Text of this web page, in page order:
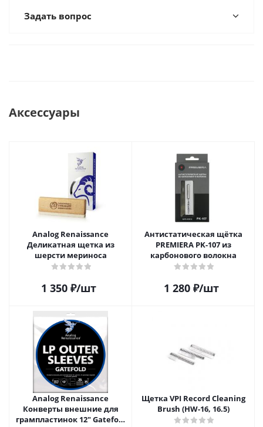
Задать вопрос
Аксессуары
Analog Renaissance
Деликатная щетка из
шерсти мериноса
1 350₽/шт
Антистатическая щётка
PREMIERA PK-107 из
карбонового волокна
1 280₽/шт
Analog Renaissance
Конверты внешние для
грампластинок 12" Gatefold
Щетка VPI Record Cleaning
Brush (HW-16, 16.5)